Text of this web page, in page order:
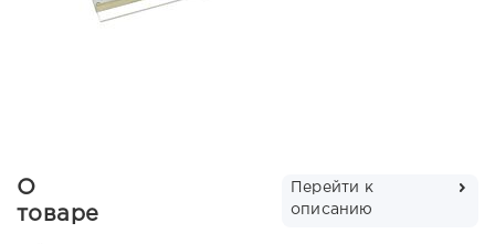
О
товаре
Перейти к
описанию